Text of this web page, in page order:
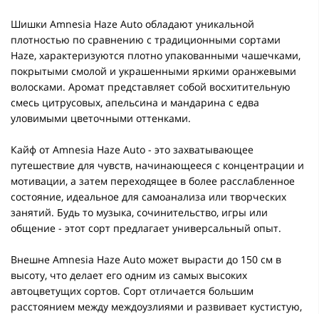
Шишки Amnesia Haze Auto обладают уникальной
плотностью по сравнению с традиционными сортами
Haze, характеризуются плотно упакованными чашечками,
покрытыми смолой и украшенными яркими оранжевыми
волосками. Аромат представляет собой восхитительную
смесь цитрусовых, апельсина и мандарина с едва
уловимыми цветочными оттенками.
Кайф от Amnesia Haze Auto - это захватывающее
путешествие для чувств, начинающееся с концентрации и
мотивации, а затем переходящее в более расслабленное
состояние, идеальное для самоанализа или творческих
занятий. Будь то музыка, сочинительство, игры или
общение - этот сорт предлагает универсальный опыт.
Внешне Amnesia Haze Auto может вырасти до 150 см в
высоту, что делает его одним из самых высоких
автоцветущих сортов. Сорт отличается большим
расстоянием между междоузлиями и развивает кустистую,